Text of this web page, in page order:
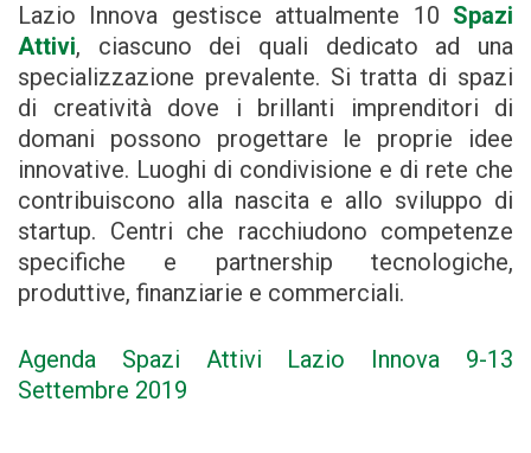
Lazio Innova gestisce attualmente 10 Spazi
Attivi, ciascuno dei quali dedicato ad una
specializzazione prevalente. Si tratta di spazi
di creatività dove i brillanti imprenditori di
domani possono progettare le proprie idee
innovative. Luoghi di condivisione e di rete che
contribuiscono alla nascita e allo sviluppo di
startup. Centri che racchiudono competenze
specifiche e partnership tecnologiche,
produttive, finanziarie e commerciali.
Agenda Spazi Attivi Lazio Innova 9-13
Settembre 2019